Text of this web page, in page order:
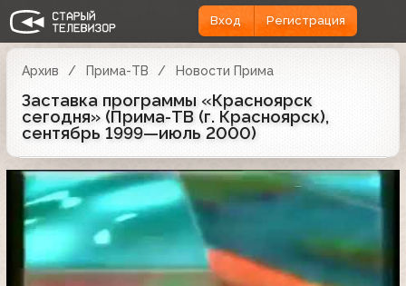
Вход Регистрация
Архив Прима-ТВ Новости Прима
Заставка программы «Красноярск
сегодня» (Прима-ТВ (г. Красноярск),
сентябрь 1999—июль 2000)